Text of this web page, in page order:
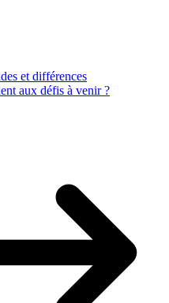
et différences
aux défis à venir ?